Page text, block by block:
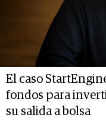
El caso
fondos para
su salida a bolsa